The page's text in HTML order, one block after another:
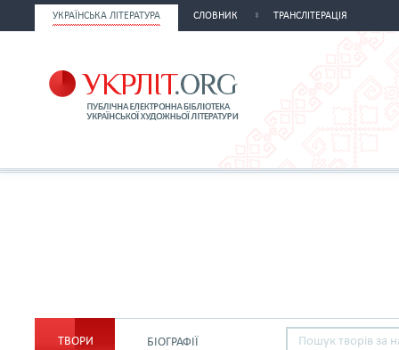
УКРАЇНСЬКА ЛІТЕРАТУРА СЛОВНИК ТРАНСЛІТЕРАЦІЯ
ТВОРИ БІОГРАФІЇ